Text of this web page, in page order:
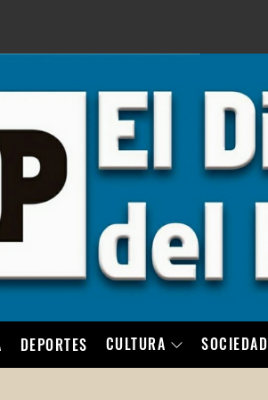
DEPORTES CULTURA SOCIEDAD